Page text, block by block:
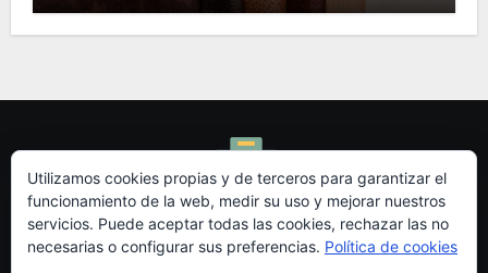
Redidi - Blog de
Utilizamos cookies propias y de terceros para garantizar el
funcionamiento de la web, medir su uso y mejorar nuestros
servicios. Puede aceptar todas las cookies, rechazar las no
necesarias o configurar sus preferencias. Política de cookies